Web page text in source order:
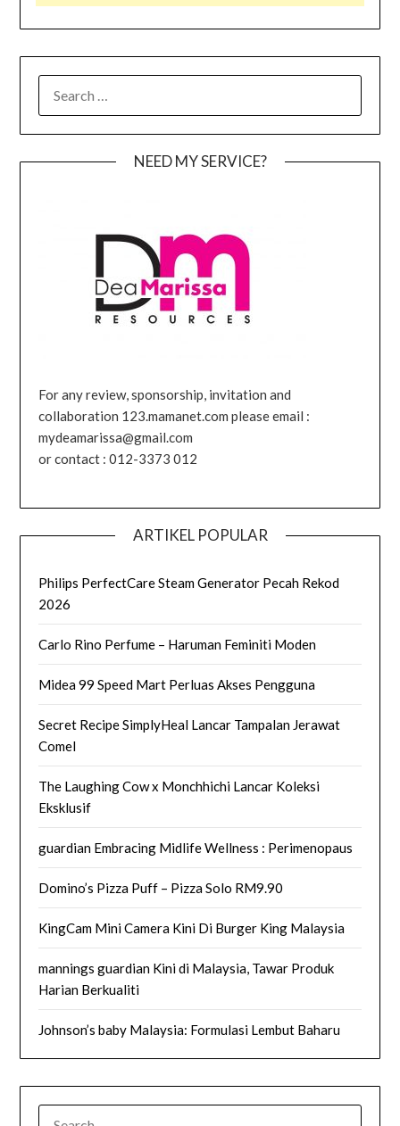
FOR:
NEED MY SERVICE?
For any review, sponsorship, invitation and
collaboration 123.mamanet.com please email :
mydeamarissa@gmail.com
or contact : 012-3373 012
ARTIKEL POPULAR
Philips PerfectCare Steam Generator Pecah Rekod
2026
Carlo Rino Perfume – Haruman Feminiti Moden
Midea 99 Speed Mart Perluas Akses Pengguna
Secret Recipe SimplyHeal Lancar Tampalan Jerawat
Comel
The Laughing Cow x Monchhichi Lancar Koleksi
Eksklusif
guardian Embracing Midlife Wellness : Perimenopaus
Domino’s Pizza Puff – Pizza Solo RM9.90
KingCam Mini Camera Kini Di Burger King Malaysia
mannings guardian Kini di Malaysia, Tawar Produk
Harian Berkualiti
Johnson’s baby Malaysia: Formulasi Lembut Baharu